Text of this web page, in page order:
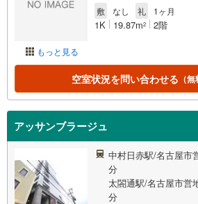
もっと見る
敷
なし 礼 1ヶ月
1K 19.87m2 2階
空室状況を問い合わせる （無
アッサンブラージュ
中村日赤駅/名古屋市
分
太閤通駅/名古屋市営
分